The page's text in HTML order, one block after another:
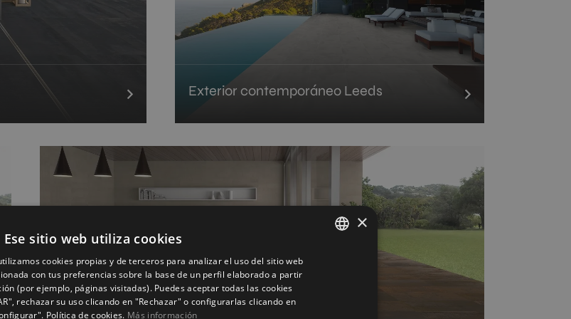
Exterior contemporáneo Leeds
×
Ese sitio web utiliza cookies
utilizamos cookies propias y de terceros para analizar el uso del sitio web
con tus preferencias sobre la base de un perfil elaborado a partir
(por ejemplo, páginas visitadas). Puedes aceptar todas las cookies
rechazar su uso clicando en "Rechazar" o configurarlas clicando en
Política de cookies. Más información